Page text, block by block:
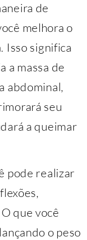
de
melhora o
Isso significa
a massa de
abdominal,
seu
a queimar
pode realizar
que você
o peso